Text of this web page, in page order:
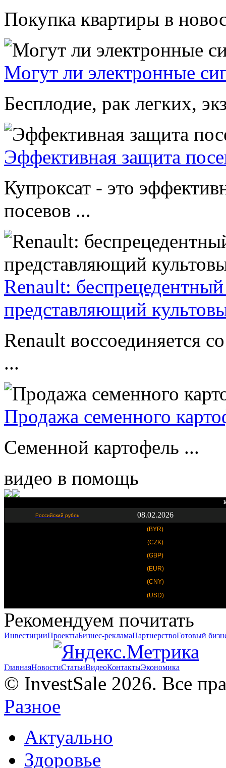
Покупка квартиры в
Могут ли электронные
Бесплодие, рак легких,
Эффективная защита
Купроксат - это
посевов ...
Renault:
представляющий
Renault воссоединяется
...
Продажа семенного
Семенной картофель ...
видео в помощь
Российский рубль 08.02.2026
(BYR)
(CZK)
(GBP)
(EUR)
(CNY)
(USD)
Рекомендуем почитать
ИнвестицииПроектыБизнес-рекламаПартнерствоГотовый
ГлавнаяНовостиСтатьиВидеоКонтактыЭкономика
© InvestSale 2026. Все
Разное
Актуально
Здоровье